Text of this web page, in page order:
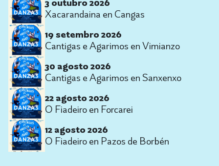
Xacarandaina en Cangas
19 setembro 2026
Cantigas e Agarimos en Vimianzo
30 agosto 2026
Cantigas e Agarimos en Sanxenxo
22 agosto 2026
O Fiadeiro en Forcarei
12 agosto 2026
O Fiadeiro en Pazos de Borbén